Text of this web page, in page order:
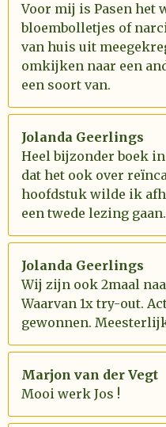
Voor mij is Pasen het
bloembolletjes of
van huis uit
omkijken naar een
een soort van.
Jolanda Geerlings
Heel bijzonder boek
dat het ook over
hoofdstuk wilde ik
een twede lezing gaan.
Jolanda Geerlings
Wij zijn ook 2maal
Waarvan 1x try-out.
gewonnen.
Marjon van der Vegt
Mooi werk Jos !